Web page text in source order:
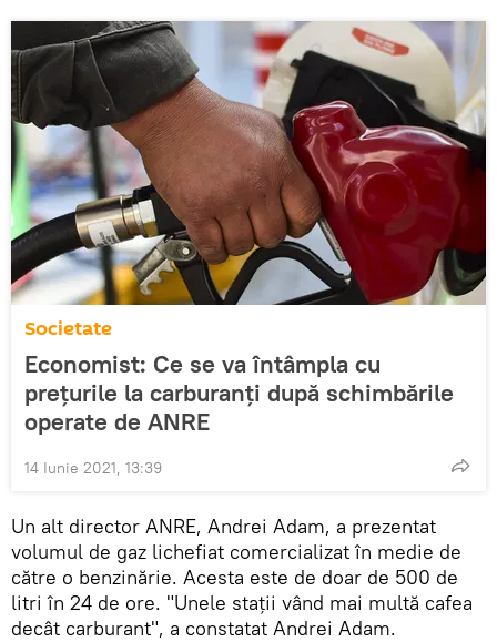
Societate
Economist: Ce se va întâmpla cu
prețurile la carburanți după schimbările
operate de ANRE
14 Iunie 2021, 13:39
Un alt director ANRE, Andrei Adam, a prezentat
volumul de gaz lichefiat comercializat în medie de
către o benzinărie. Acesta este de doar de 500 de
litri în 24 de ore. "Unele stații vând mai multă cafea
decât carburant", a constatat Andrei Adam.